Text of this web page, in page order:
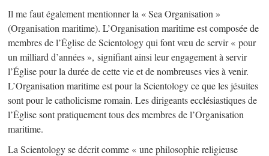
Il me faut également mentionner la « Sea Organisation »
(Organisation maritime). L’Organisation maritime est composée de
membres de l’Église de Scientology qui font vœu de servir « pour
un milliard d’années », signifiant ainsi leur engagement à servir
l’Église pour la durée de cette vie et de nombreuses vies à venir.
L’Organisation maritime est pour la Scientology ce que les jésuites
sont pour le catholicisme romain. Les dirigeants ecclésiastiques de
l’Église sont pratiquement tous des membres de l’Organisation
maritime.
La Scientology se décrit comme « une philosophie religieuse